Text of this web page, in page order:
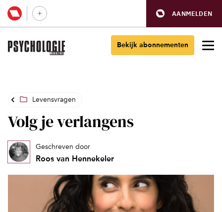
AANMELDEN
Bekijk abonnementen
Levensvragen
Volg je verlangens
Geschreven door
Roos van Hennekeler